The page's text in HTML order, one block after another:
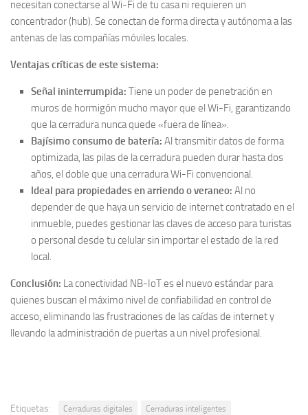
necesitan conectarse al Wi-Fi de tu casa ni requieren un
concentrador (hub). Se conectan de forma directa y autónoma a las
antenas de las compañías móviles locales.
Ventajas críticas de este sistema:
Señal ininterrumpida: Tiene un poder de penetración en
muros de hormigón mucho mayor que el Wi-Fi, garantizando
que la cerradura nunca quede «fuera de línea».
Bajísimo consumo de batería: Al transmitir datos de forma
optimizada, las pilas de la cerradura pueden durar hasta dos
años, el doble que una cerradura Wi-Fi convencional.
Ideal para propiedades en arriendo o veraneo: Al no
depender de que haya un servicio de internet contratado en el
inmueble, puedes gestionar las claves de acceso para turistas
o personal desde tu celular sin importar el estado de la red
local.
Conclusión: La conectividad NB-IoT es el nuevo estándar para
quienes buscan el máximo nivel de confiabilidad en control de
acceso, eliminando las frustraciones de las caídas de internet y
llevando la administración de puertas a un nivel profesional.
Etiquetas: Cerraduras digitales
Cerraduras inteligentes